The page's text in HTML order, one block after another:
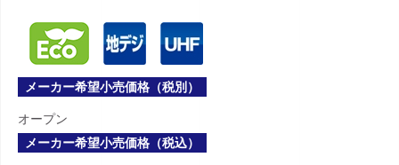
メーカー希望小売価格（税別）
オープン
メーカー希望小売価格（税込）